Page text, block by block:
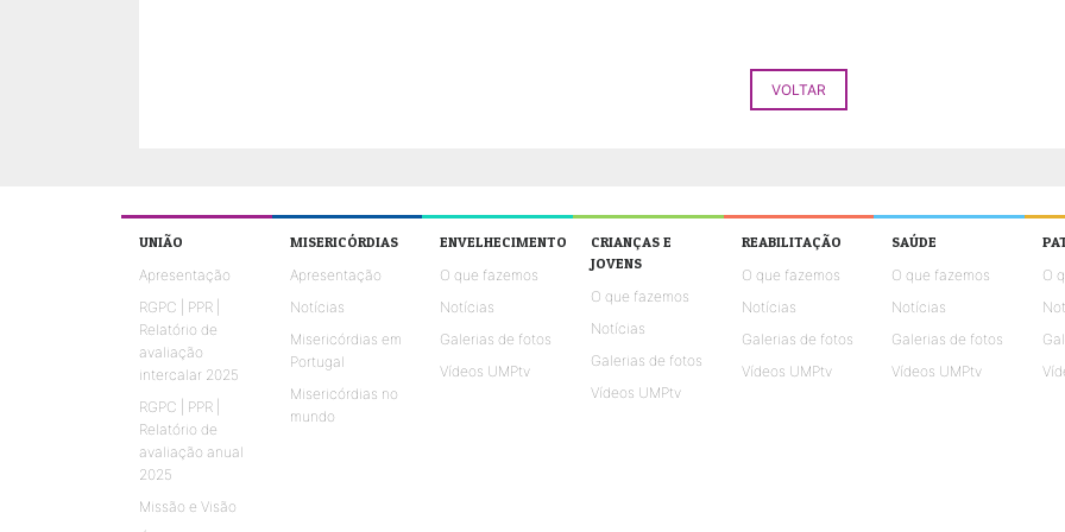
VOLTAR
UNIÃO
Apresentação
RGPC | PPR |
Relatório de
avaliação
intercalar 2025
RGPC | PPR |
Relatório de
avaliação anual
2025
Missão e Visão
MISERICÓRDIAS
Apresentação
Notícias
Misericórdias em
Portugal
Misericórdias no
mundo
ENVELHECIMENTO
O que fazemos
Notícias
Galerias de fotos
Vídeos UMPtv
CRIANÇAS E
JOVENS
O que fazemos
Notícias
Galerias de fotos
Vídeos UMPtv
REABILITAÇÃO
O que fazemos
Notícias
Galerias de fotos
Vídeos UMPtv
SAÚDE
O que fazemos
Notícias
Galerias de fotos
Vídeos UMPtv
O